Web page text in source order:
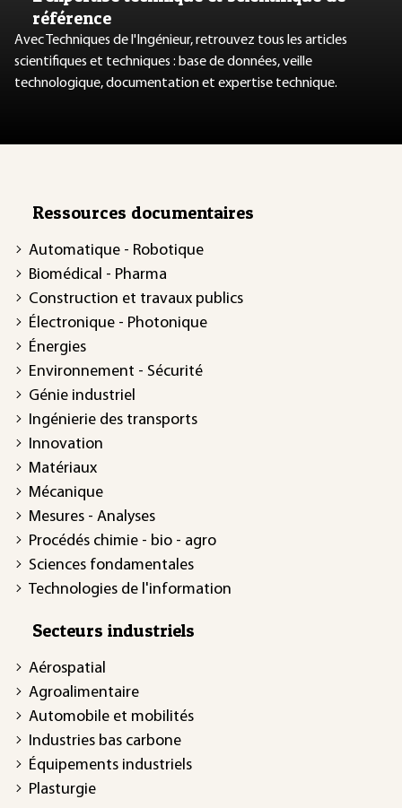
référence
Avec Techniques de l'Ingénieur, retrouvez tous les articles
scientifiques et techniques : base de données, veille
technologique, documentation et expertise technique.
Ressources documentaires
Automatique - Robotique
Biomédical - Pharma
Construction et travaux publics
Électronique - Photonique
Énergies
Environnement - Sécurité
Génie industriel
Ingénierie des transports
Innovation
Matériaux
Mécanique
Mesures - Analyses
Procédés chimie - bio - agro
Sciences fondamentales
Technologies de l'information
Secteurs industriels
Aérospatial
Agroalimentaire
Automobile et mobilités
Industries bas carbone
Équipements industriels
Plasturgie